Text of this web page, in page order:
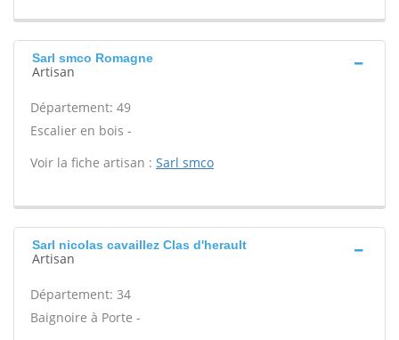
Sarl smco Romagne
Artisan
Département: 49
Escalier en bois -
Voir la fiche artisan : Sarl smco
Sarl nicolas cavaillez Clas d'herault
Artisan
Département: 34
Baignoire à Porte -